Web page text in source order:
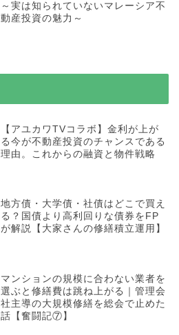
～実は知られていないマレーシア不
動産投資の魅力～
【アユカワTVコラボ】金利が上が
る今が不動産投資のチャンスである
理由。これからの融資と物件戦略
地方債・大学債・社債はどこで買え
る？国債より高利回りな債券をFP
が解説【大家さんの修繕積立運用】
マンションの規模に合わない業者を
選ぶと修繕費は跳ね上がる｜管理会
社主導の大規模修繕を総会で止めた
話【奮闘記⑦】